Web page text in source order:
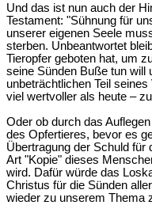
Und das ist nun auch der
Testament: "Sühnung für
unserer eigenen Seele
sterben. Unbeantwortet
Tieropfer geboten hat, um
seine Sünden Buße tun will
unbeträchtlichen Teil
viel wertvoller als heute –
Oder ob durch das
des Opfertieres, bevor es
Übertragung der Schuld für
Art "Kopie" dieses
wird. Dafür würde das
Christus für die Sünden
wieder zu unserem Thema